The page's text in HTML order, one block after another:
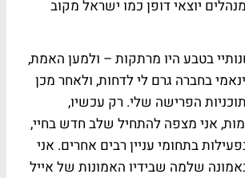
יוצאי דופן כמו ישראל מקוב
בטבע היו מרתקות – ולמען האמת,
בחברה גרם לי לדחות, ולאחר מכן
הפרישה שלי. רק עכשיו,
אני מצפה להתחיל שלב חדש בחיי,
בתחומי עניין רבים אחרים. אני
שלמה שבידיו האמונות של אייל